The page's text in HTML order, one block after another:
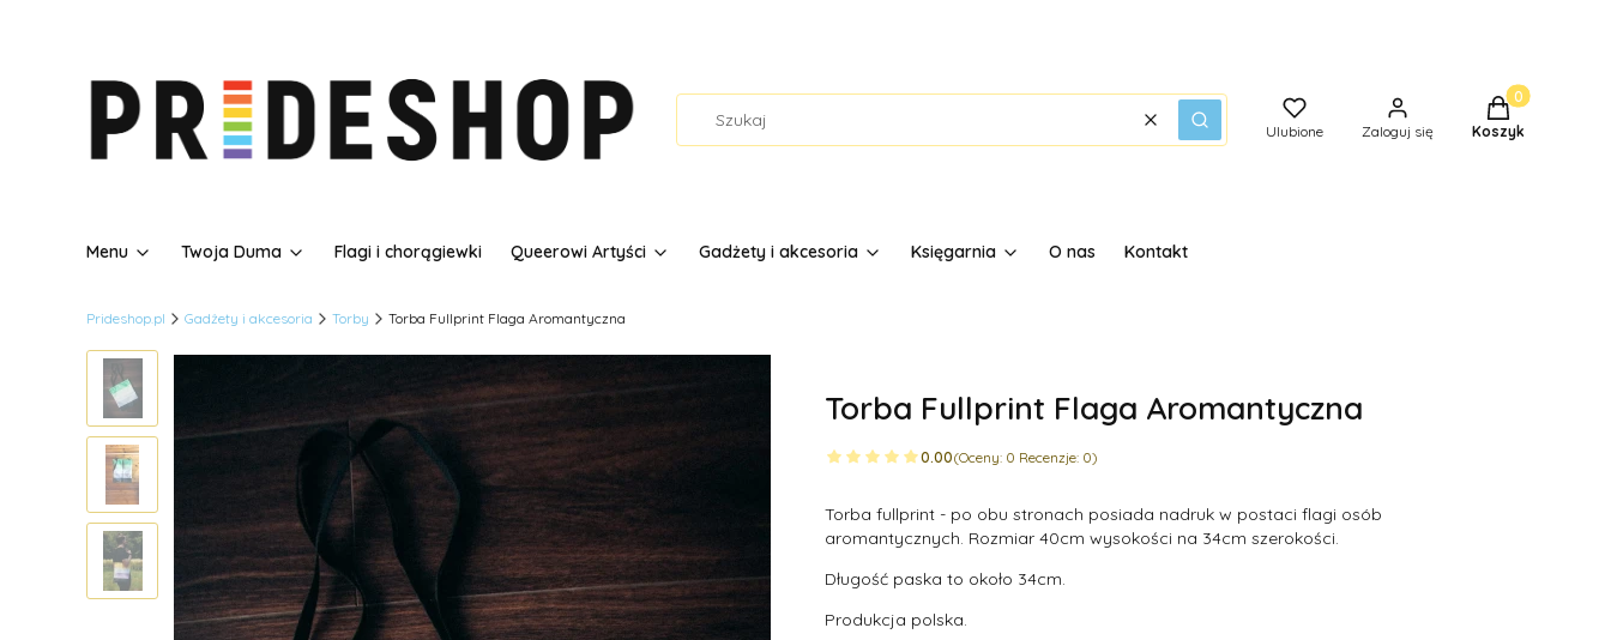
WyczyśćSzukaj Ulubione Zaloguj się
Produkty w
Koszyk
Menu Twoja Duma Flagi i chorągiewki Queerowi Artyści Gadżety i akcesoria Księgarnia O nas Kontakt
Prideshop.pl Gadżety i akcesoria Torby Torba Fullprint Flaga Aromantyczna
Torba Fullprint Flaga Aromantyczna
0.00(Oceny: 0 Recenzje: 0)
Torba fullprint - po obu stronach posiada nadruk w postaci flagi osób
aromantycznych. Rozmiar 40cm wysokości na 34cm szerokości.
Długość paska to około 34cm.
Produkcja polska.